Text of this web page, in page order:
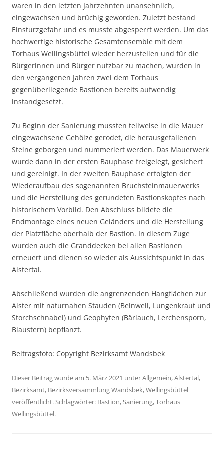
waren in den letzten Jahrzehnten unansehnlich,
eingewachsen und brüchig geworden. Zuletzt bestand
Einsturzgefahr und es musste abgesperrt werden. Um das
hochwertige historische Gesamtensemble mit dem
Torhaus Wellingsbüttel wieder herzustellen und für die
Bürgerinnen und Bürger nutzbar zu machen, wurden in
den vergangenen Jahren zwei dem Torhaus
gegenüberliegende Bastionen bereits aufwendig
instandgesetzt.
Zu Beginn der Sanierung mussten teilweise in die Mauer
eingewachsene Gehölze gerodet, die herausgefallenen
Steine geborgen und nummeriert werden. Das Mauerwerk
wurde dann in der ersten Bauphase freigelegt, gesichert
und gereinigt. In der zweiten Bauphase erfolgten der
Wiederaufbau des sogenannten Bruchsteinmauerwerks
und die Herstellung des gerundeten Bastionskopfes nach
historischem Vorbild. Den Abschluss bildete die
Endmontage eines neuen Geländers und die Herstellung
der Platzfläche oberhalb der Bastion. In diesem Zuge
wurden auch die Granddecken bei allen Bastionen
erneuert und dienen so wieder als Aussichtspunkt in das
Alstertal.
Abschließend wurden die angrenzenden Hangflächen zur
Alster mit naturnahen Stauden (Beinwell, Lungenkraut und
Storchschnabel) und Geophyten (Bärlauch, Lerchensporn,
Blaustern) bepflanzt.
Beitragsfoto: Copyright Bezirksamt Wandsbek
Dieser Beitrag wurde am 5. März 2021 unterAllgemein,Alstertal,
Bezirksamt, Bezirksversammlung Wandsbek,Wellingsbüttel
veröffentlicht. Schlagwörter: Bastion,Sanierung,Torhaus
Wellingsbüttel.